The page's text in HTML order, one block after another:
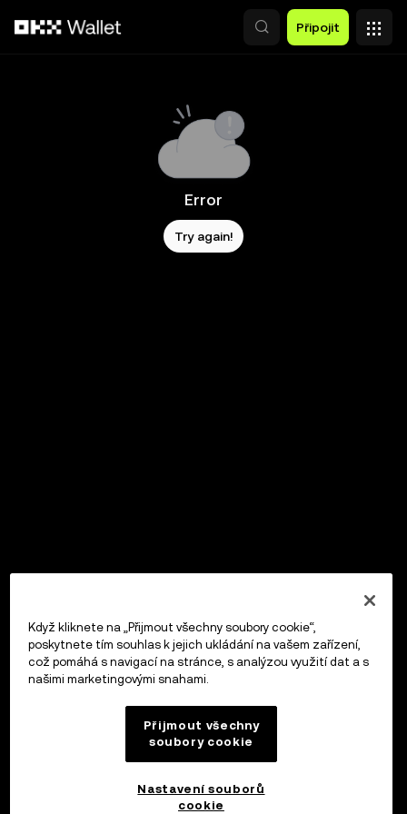
Připojit
Error
Try again!
Když kliknete na „Přijmout všechny soubory cookie“,
poskytnete tím souhlas k jejich ukládání na vašem zařízení,
což pomáhá s navigací na stránce, s analýzou využití dat a s
našimi marketingovými snahami.
Přijmout všechny
soubory cookie
Nastavení souborů
cookie